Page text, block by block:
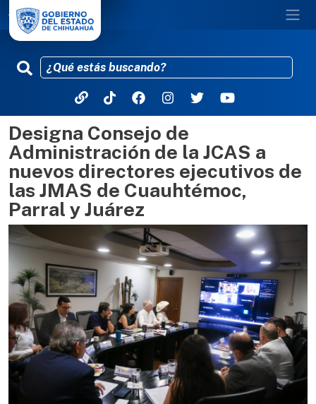
Pasar al contenido principal
Designa Consejo de
Administración de la JCAS a
nuevos directores ejecutivos de
las JMAS de Cuauhtémoc,
Parral y Juárez